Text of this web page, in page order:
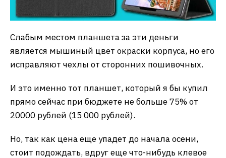
Слабым местом планшета за эти деньги
является мышиный цвет окраски корпуса, но его
исправляют чехлы от сторонних пошивочных.
И это именно тот планшет, который я бы купил
прямо сейчас при бюджете не больше 75% от
20000 рублей (15 000 рублей).
Но, так как цена еще упадет до начала осени,
стоит подождать, вдруг еще что-нибудь клевое